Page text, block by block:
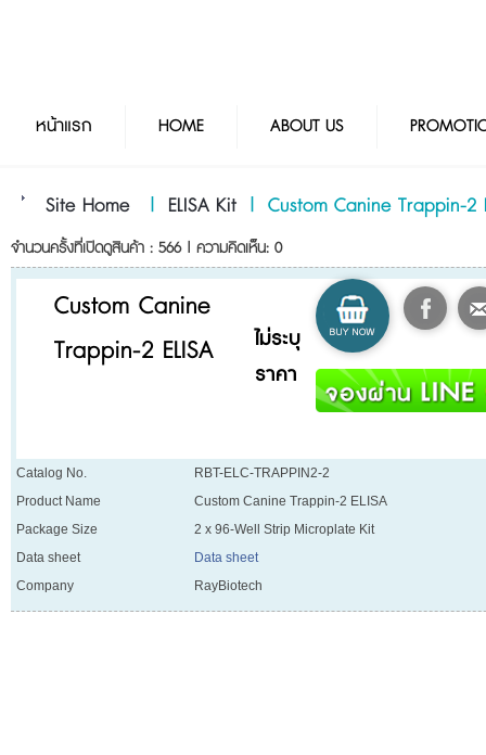
หน้าแรก HOME ABOUT US
Site Home | ELISA Kit | Custom Canine Trappin-2
จำนวนครั้งที่เปิดดูสินค้า : 566 | ความคิดเห็น: 0
Custom Canine
Trappin-2 ELISA
ไม่ระบุ
ราคา
Catalog No.
RBT-ELC-TRAPPIN2-2
Product Name
Custom Canine Trappin-2 ELISA
Package Size
2 x 96-Well Strip Microplate Kit
Data sheet
Data sheet
Company
RayBiotech